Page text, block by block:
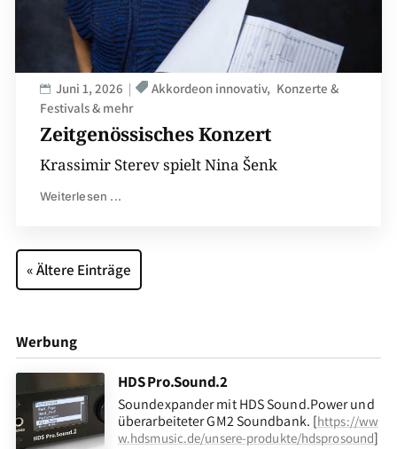
Zeitgenössisches Konzert
Juni 1, 2026 Akkordeon innovativ
Konzerte &
Festivals & mehr
Krassimir Sterev spielt Nina Šenk
Weiterlesen ...
« Ältere Einträge
Werbung
HDS Pro.Sound.2
Soundexpander mit HDS Sound.Power und
überarbeiteter GM2 Soundbank. [https://ww
w.hdsmusic.de/unsere-produkte/hdsprosound]